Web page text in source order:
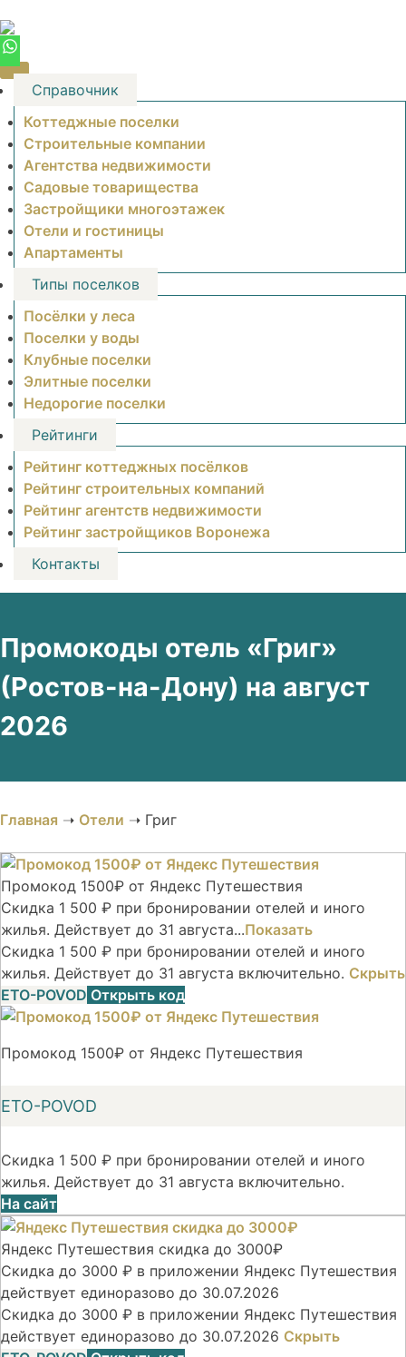
to
content
Справочник
Коттеджные поселки
Строительные компании
Агентства недвижимости
Садовые товарищества
Застройщики многоэтажек
Отели и гостиницы
Апартаменты
Типы поселков
Посёлки у леса
Поселки у воды
Клубные поселки
Элитные поселки
Недорогие поселки
Рейтинги
Рейтинг коттеджных посёлков
Рейтинг строительных компаний
Рейтинг агентств недвижимости
Рейтинг застройщиков Воронежа
Контакты
Промокоды отель «Григ»
(Ростов-на-Дону) на август
2026
Главная ➝ Отели ➝ Григ
Промокод 1500₽ от Яндекс Путешествия
Скидка 1 500 ₽ при бронировании отелей и иного
жилья. Действует до 31 августа...Показать
Скидка 1 500 ₽ при бронировании отелей и иного
жилья. Действует до 31 августа включительно. Скрыть
ETO-POVOD Открыть код
Промокод 1500₽ от Яндекс Путешествия
ETO-POVOD
Скидка 1 500 ₽ при бронировании отелей и иного
жилья. Действует до 31 августа включительно.
На сайт
Яндекс Путешествия скидка до 3000₽
Скидка до 3000 ₽ в приложении Яндекс Путешествия
действует единоразово до 30.07.2026
Скидка до 3000 ₽ в приложении Яндекс Путешествия
действует единоразово до 30.07.2026 Скрыть